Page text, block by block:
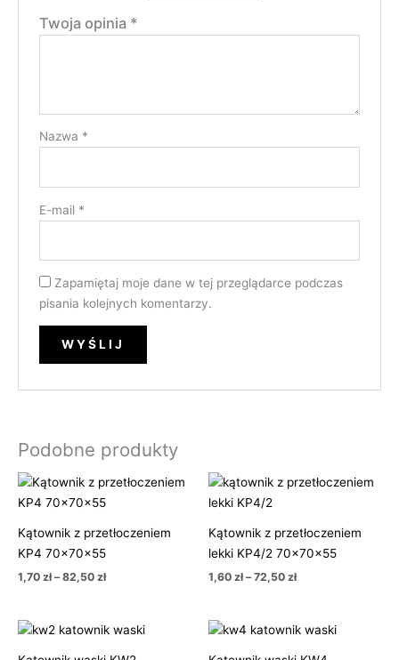
Twoja opinia *
Nazwa *
E-mail *
Zapamiętaj moje dane w tej przeglądarce podczas
pisania kolejnych komentarzy.
Podobne produkty
Kątownik z przetłoczeniem
KP4 70x70x55
1,70 zł – 82,50 zł
Zakres
od
do
Kątownik z przetłoczeniem
lekki KP4/2 70x70x55
1,60 zł – 72,50 zł
Zakres
do
72,50 zł
Zakres
od
Zakres
od